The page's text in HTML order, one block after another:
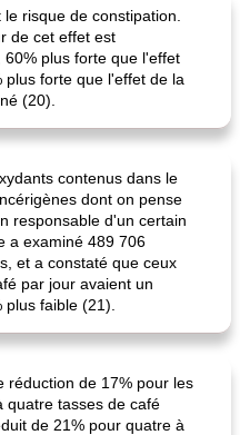
risque de constipation.
de cet effet est
plus forte que l'effet
forte que l'effet de la
(20).
contenus dans le
dont on pense
responsable d'un certain
a examiné 489 706
et a constaté que ceux
par jour avaient un
faible (21).
réduction de 17% pour les
quatre tasses de café
de 21% pour quatre à